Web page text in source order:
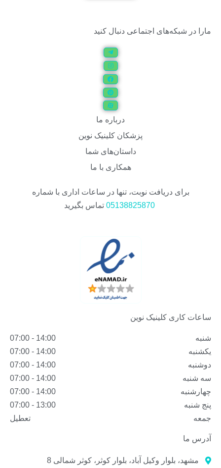
مارا در شبکه‌های اجتماعی دنبال کنید
درباره ما
پزشکان کلینیک نوین
داستان‌های شما
همکاری با ما
برای دریافت نوبت، تنها در ساعات اداری با شماره
05138825870 تماس بگیرید
ساعات کاری کلینیک نوین
شنبه
14:00 - 07:00
یکشنبه
14:00 - 07:00
دوشنبه
14:00 - 07:00
سه شنبه
14:00 - 07:00
چهارشنبه
14:00 - 07:00
پنج شنبه
13:00 - 07:00
جمعه
تعطیل
آدرس ما
مشهد، بلوار وکیل آباد، بلوار کوثر، کوثر شمالی 8